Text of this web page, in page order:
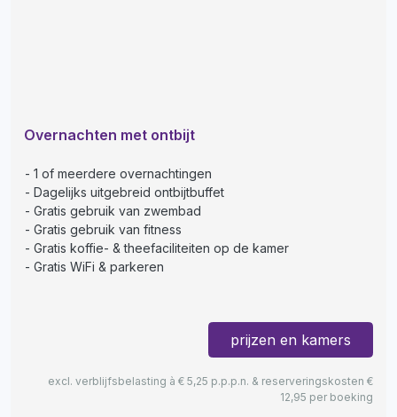
Overnachten met ontbijt
1 of meerdere overnachtingen
Dagelijks uitgebreid ontbijtbuffet
Gratis gebruik van zwembad
Gratis gebruik van fitness
Gratis koffie- & theefaciliteiten op de kamer
Gratis WiFi & parkeren
prijzen en kamers
excl. verblijfsbelasting à € 5,25 p.p.p.n. & reserveringskosten €
12,95 per boeking